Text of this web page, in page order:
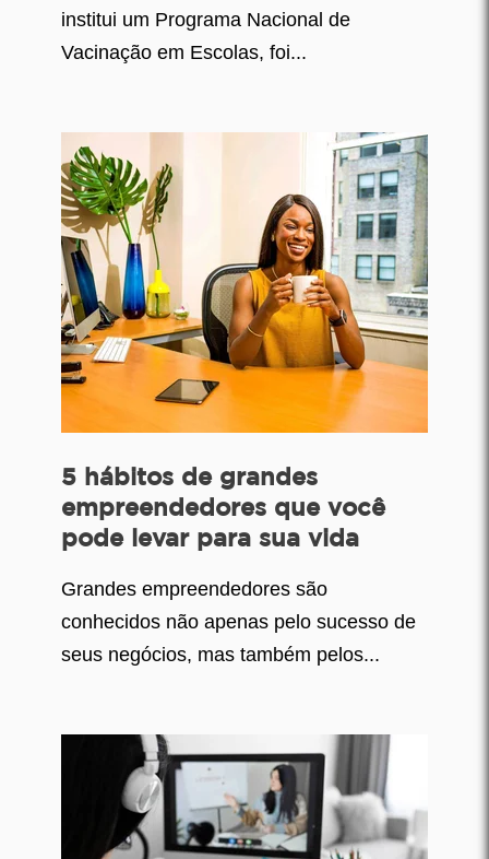
institui um Programa Nacional de
Vacinação em Escolas, foi...
5 hábitos de grandes
empreendedores que você
pode levar para sua vida
Grandes empreendedores são
conhecidos não apenas pelo sucesso de
seus negócios, mas também pelos...